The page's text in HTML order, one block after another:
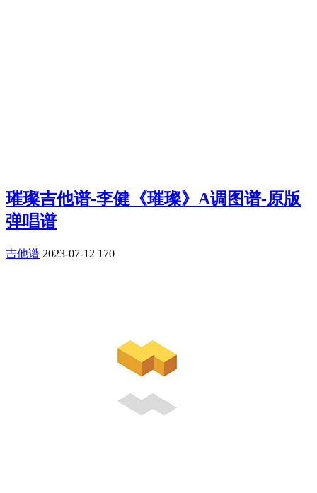
璀璨吉他谱-李健《璀璨》A调图谱-原版
弹唱谱
吉他谱 2023-07-12 170